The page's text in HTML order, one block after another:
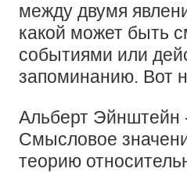
между двумя
какой может быть
событиями или
запоминанию. Вот
Альберт Эйнштейн
Смысловое
теорию